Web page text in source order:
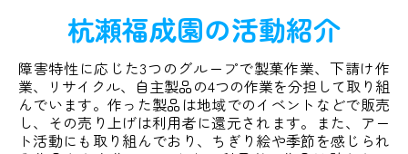
杭瀬福成園の活動紹介
障害特性に応じた3つのグループで製菓作業、下請け作
業、リサイクル、自主製品の4つの作業を分担して取り組
んでいます。作った製品は地域でのイベントなどで販売
し、その売り上げは利用者に還元されます。また、アー
ト活動にも取り組んでおり、ちぎり絵や季節を感じられ